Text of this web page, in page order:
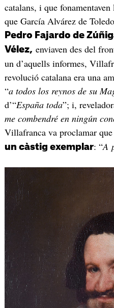
catalans, i que
que García Alvárez de
Pedro Fajardo de
Vélez, enviaven des del
un d’aquells informes,
revolució catalana era una
“a todos los reynos de su
d’“España toda”; i,
me combendré en ningún
Villafranca va proclamar que
un càstig exemplar: “A